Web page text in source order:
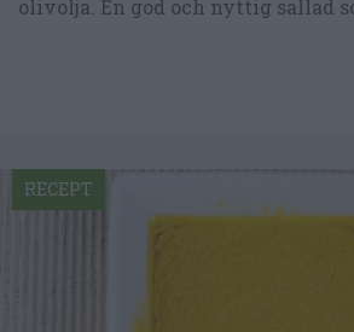
olivolja. En god och nyttig sallad
RECEPT